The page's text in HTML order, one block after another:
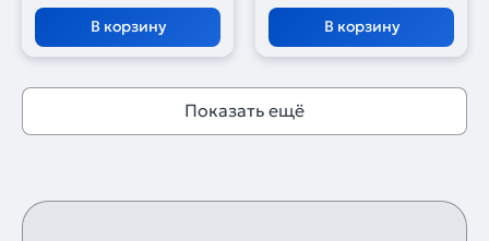
В корзину В корзину
Показать ещё